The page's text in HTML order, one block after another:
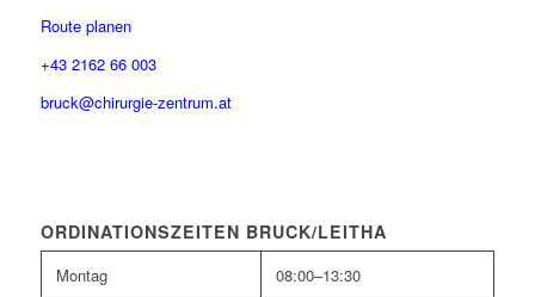
Route planen
+43 2162 66 003
bruck@chirurgie-zentrum.at
ORDINATIONSZEITEN BRUCK/LEITHA
Montag 08:00–13:30